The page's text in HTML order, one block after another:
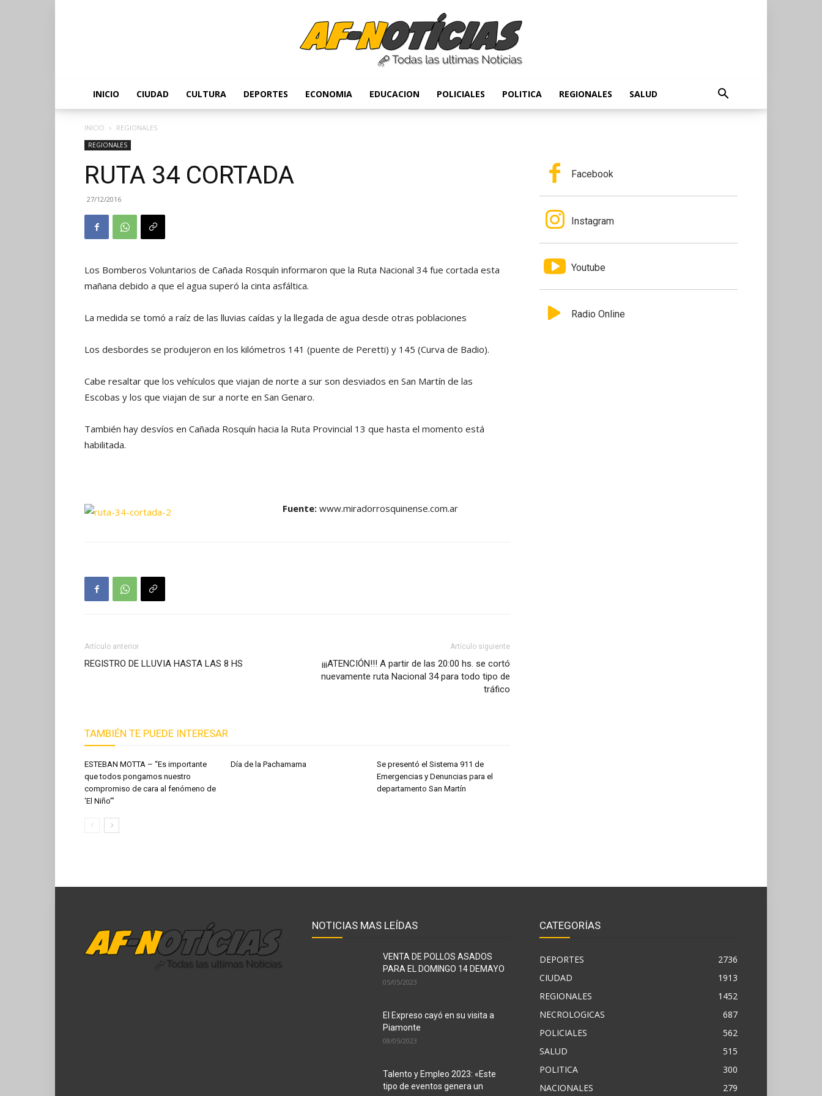
Anyulin
INICIO CIUDAD CULTURA DEPORTES ECONOMIA EDUCACION POLICIALES POLITICA REGIONALES SALUD
INICIO REGIONALES
REGIONALES
RUTA 34 CORTADA
27/12/2016
Los Bomberos Voluntarios de Cañada Rosquín informaron que la Ruta Nacional 34 fue cortada esta
mañana debido a que el agua superó la cinta asfáltica.
La medida se tomó a raíz de las lluvias caídas y la llegada de agua desde otras poblaciones
Los desbordes se produjeron en los kilómetros 141 (puente de Peretti) y 145 (Curva de Badio).
Cabe resaltar que los vehículos que viajan de norte a sur son desviados en San Martín de las
Escobas y los que viajan de sur a norte en San Genaro.
También hay desvíos en Cañada Rosquín hacia la Ruta Provincial 13 que hasta el momento está
habilitada.
Fuente: www.miradorrosquinense.com.ar
Artículo anterior
REGISTRO DE LLUVIA HASTA LAS 8 HS
Artículo siguiente
¡¡¡ATENCIÓN!!! A partir de las 20:00 hs. se cortó
nuevamente ruta Nacional 34 para todo tipo de
tráfico
TAMBIÉN TE PUEDE INTERESAR
ESTEBAN MOTTA – “Es importante
que todos pongamos nuestro
compromiso de cara al fenómeno de
‘El Niño’”
Día de la Pachamama
Se presentó el Sistema 911 de
Emergencias y Denuncias para el
departamento San Martín
Facebook
Instagram
Youtube
Radio Online
NOTICIAS MAS LEÍDAS
VENTA DE POLLOS ASADOS
PARA EL DOMINGO 14 DEMAYO
05/05/2023
El Expreso cayó en su visita a
Piamonte
08/05/2023
Talento y Empleo 2023: «Este
tipo de eventos genera un
CATEGORÍAS
DEPORTES
2736
CIUDAD
1913
REGIONALES
1452
NECROLOGICAS
687
POLICIALES
562
SALUD
515
POLITICA
300
NACIONALES
279